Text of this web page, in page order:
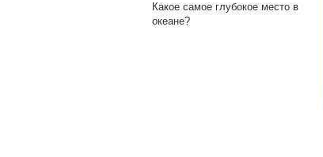
Какое самое глубокое место в
океане?